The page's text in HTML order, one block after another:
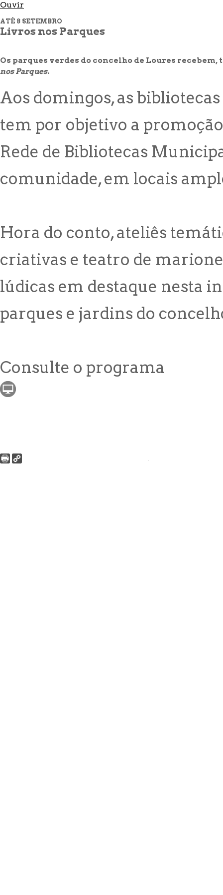
Ouvir
ATÉ 8 SETEMBRO
Livros nos Parques
Os parques verdes do concelho de Loures
nos Parques.
Aos domingos, as
tem por objetivo a
Rede de Bibliotecas
comunidade, em locais
Hora do conto, ateliês
criativas e teatro de
lúdicas em destaque nesta
parques e jardins do
Consulte o programa